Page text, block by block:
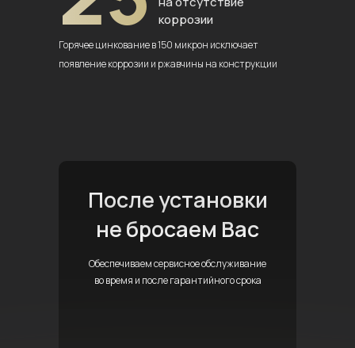
коррозии
Горячее цинкование в 150 микрон исключает
появление коррозии и ржавчины на конструкции
После установки
не бросаем Вас
Обеспечиваем сервисное обслуживание
во время и после гарантийного срока